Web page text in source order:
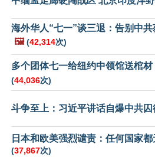
海外华人“七一”谈三退：告别中共
🖼️ (42,314次)
多个团体七一给纽约中领馆送棺材
(44,036次)
斗争至上：习近平讲话自爆中共囚
日本和欧美强烈谴责：任何国家
(37,867次)